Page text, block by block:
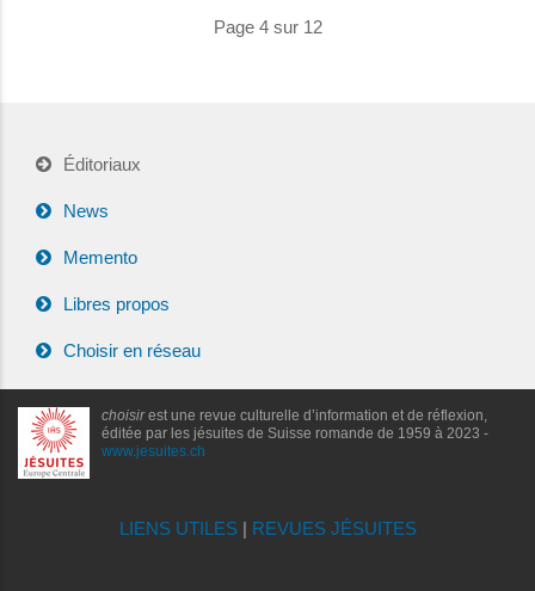
Page 4 sur 12
Éditoriaux
News
Memento
Libres propos
Choisir en réseau
choisirest une revue culturelle d’information et de réflexion,
éditée par les jésuites de Suisse romande de 1959 à 2023 -
www.jesuites.ch
LIENS UTILES| REVUES JÉSUITES